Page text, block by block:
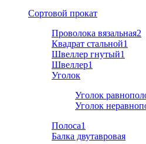
Cортовой прокат
Проволока вязальная2
Квадрат стальной1
Швеллер гнутый1
Швеллер1
Уголок
Уголок
Уголок
Полоса1
Балка двутавровая